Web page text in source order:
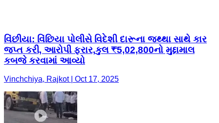
વિંછીયા: વિંછિયા પોલીસે વિદેશી દારૂના જથ્થા સાથે કાર
જપ્ત કરી, આરોપી ફરાર,કુલ ₹5,02,800નો મુદ્દામાલ
કબજે કરવામાં આવ્યો
Vinchchiya, Rajkot | Oct 17, 2025